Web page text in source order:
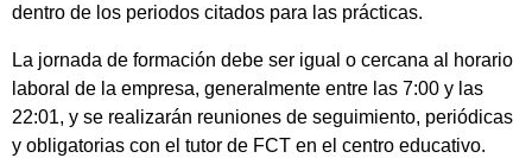
dentro de los periodos citados para las prácticas.
La jornada de formación debe ser igual o cercana al horario
laboral de la empresa, generalmente entre las 7:00 y las
22:01, y se realizarán reuniones de seguimiento, periódicas
y obligatorias con el tutor de FCT en el centro educativo.